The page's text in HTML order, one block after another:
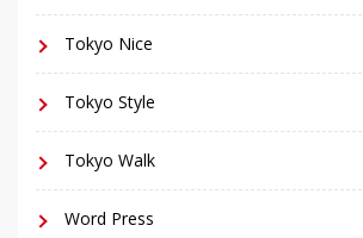
Tokyo Nice
Tokyo Style
Tokyo Walk
Word Press